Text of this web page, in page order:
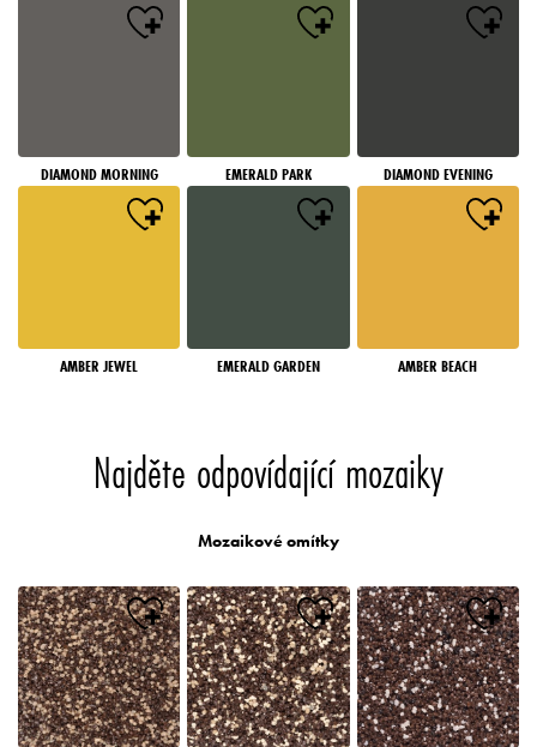
DIAMOND MORNING EMERALD PARK DIAMOND EVENING
AMBER JEWEL EMERALD GARDEN AMBER BEACH
Najděte odpovídající mozaiky
Mozaikové omítky